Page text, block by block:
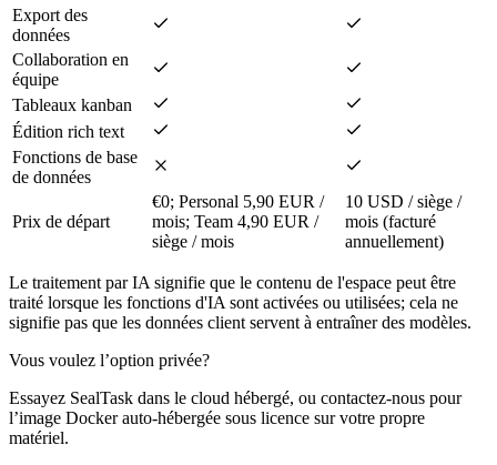
Export des
données
Collaboration en
équipe
Tableaux kanban
Édition rich text
Fonctions de base
de données
Prix de départ
€0; Personal 5,90 EUR /
mois; Team 4,90 EUR /
siège / mois
10 USD / siège /
mois (facturé
annuellement)
Le traitement par IA signifie que le contenu de l'espace peut être
traité lorsque les fonctions d'IA sont activées ou utilisées; cela ne
signifie pas que les données client servent à entraîner des modèles.
Vous voulez l’option privée?
Essayez SealTask dans le cloud hébergé, ou contactez-nous pour
l’image Docker auto-hébergée sous licence sur votre propre
matériel.